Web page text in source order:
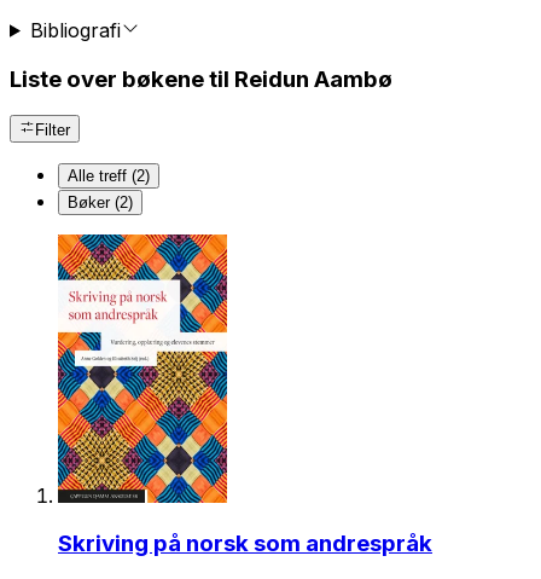
Bibliografi
Liste over bøkene til Reidun Aambø
Filter
Alle treff (2)
Bøker (2)
Skriving på norsk som andrespråk